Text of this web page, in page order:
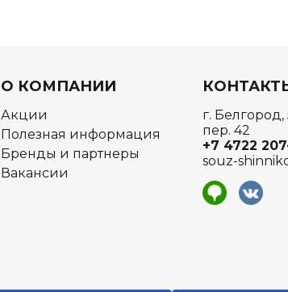
О КОМПАНИИ
Акции
Полезная информация
Бренды и партнеры
Вакансии
г.
пер. 42
+7 4722
souz-